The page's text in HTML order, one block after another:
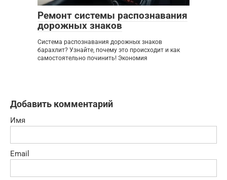
Ремонт системы распознавания
дорожных знаков
Система распознавания дорожных знаков
барахлит? Узнайте, почему это происходит и как
самостоятельно починить! Экономия
Добавить комментарий
Имя
Email